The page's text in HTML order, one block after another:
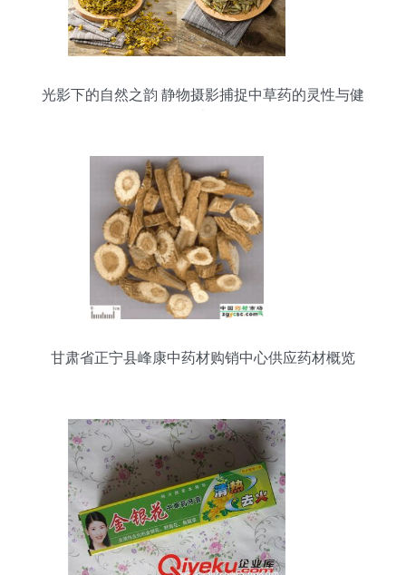
光影下的自然之韵 静物摄影捕捉中草药的灵性与健
甘肃省正宁县峰康中药材购销中心供应药材概览